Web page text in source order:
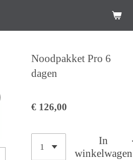
Noodpakket Pro 6
dagen
€ 126,00
In
winkelwagen